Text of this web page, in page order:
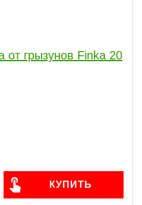
от грызунов Finka 20
КУПИТЬ